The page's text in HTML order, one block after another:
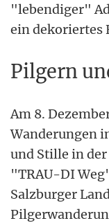
"lebendiger"
ein dekoriertes
Pilgern
Am 8.
Wanderungen
und Stille in
"TRAU-DI
Salzburger